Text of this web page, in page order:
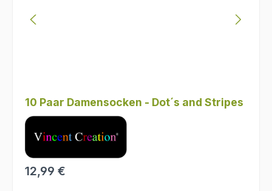
10 Paar Damensocken - Dot´s and Stripes
Regulärer Preis:
12,99 €